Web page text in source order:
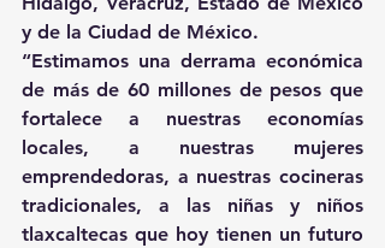
y de la Ciudad de México.
“Estimamos una derrama económica
de más de 60 millones de pesos que
fortalece a nuestras economías
locales, a nuestras mujeres
emprendedoras, a nuestras cocineras
tradicionales, a las niñas y niños
tlaxcaltecas que hoy tienen un futuro